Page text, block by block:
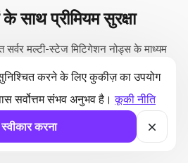
करने के लिए कुकीज़ का उपयोग
सर्वोत्तम संभव अनुभव है।कूकी नीति
स्वीकार करना
साथ प्रीमियम सुरक्षा
सर्वर मल्टी-स्टेज मिटिगेशन नोड्स के माध्यम
की सुविधा देते हैं। प्रत्येक चरण अद्वितीय
समर्पित है, उद्योग में आगे रहने के लिए
नवाचारों का उपयोग करता है।